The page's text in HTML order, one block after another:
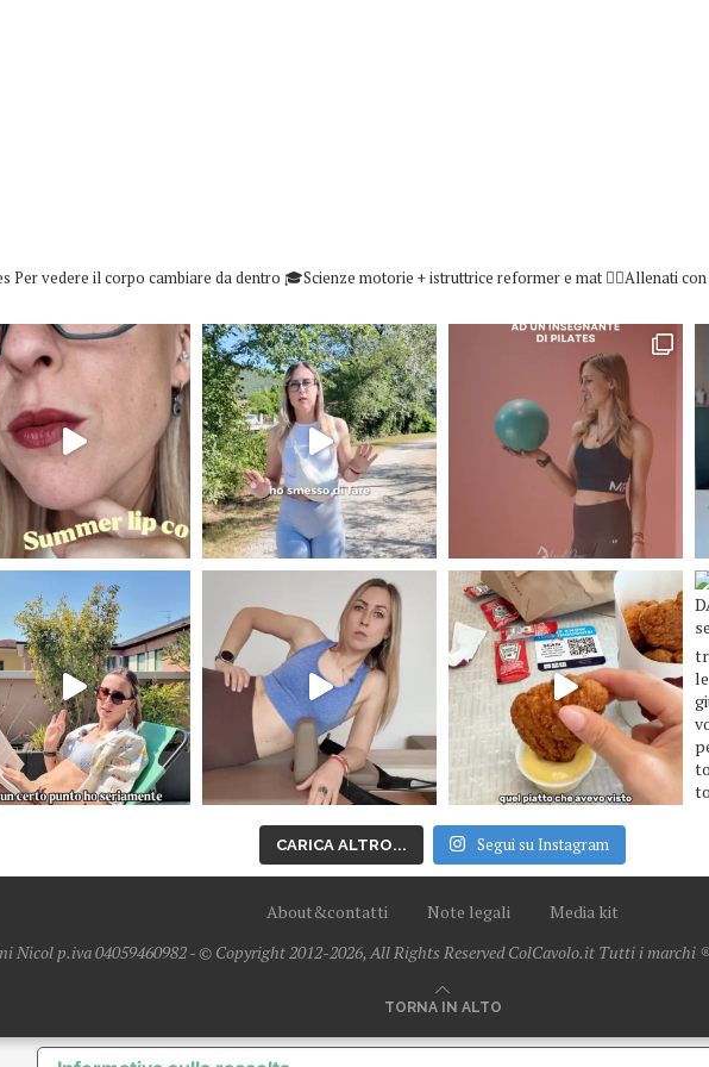
Per vedere il corpo cambiare da dentro 🎓Scienze motorie + istruttrice reformer e mat 👇🏻Allenati
CARICA ALTRO... Segui su Instagram
About&contatti Note legali
Media kit
Nicol p.iva 04059460982 - © Copyright 2012-2026, All Rights Reserved ColCavolo.it Tutti i
TORNA IN ALTO